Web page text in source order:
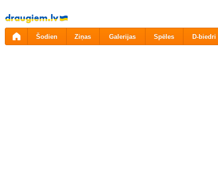
Pāriet
uz
saturu
Šodien Ziņas Galerijas Spēles D-biedri